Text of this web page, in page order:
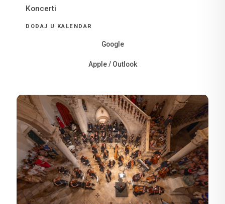
Koncerti
DODAJ U KALENDAR
Google
Apple / Outlook